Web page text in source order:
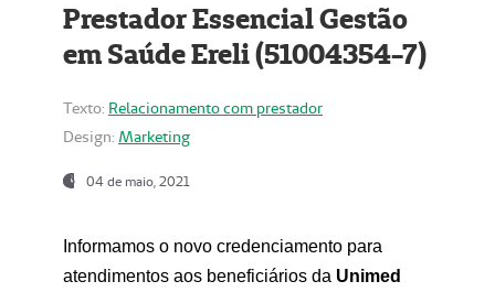
Prestador Essencial Gestão
em Saúde Ereli (51004354-7)
Texto: Relacionamento com prestador
Design: Marketing
04 de maio, 2021
Informamos o novo credenciamento para
atendimentos aos beneficiários da Unimed